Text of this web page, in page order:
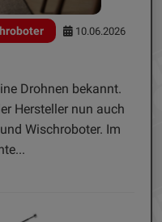
10.06.2026
Drohnen bekannt.
Hersteller nun auch
Wischroboter. Im